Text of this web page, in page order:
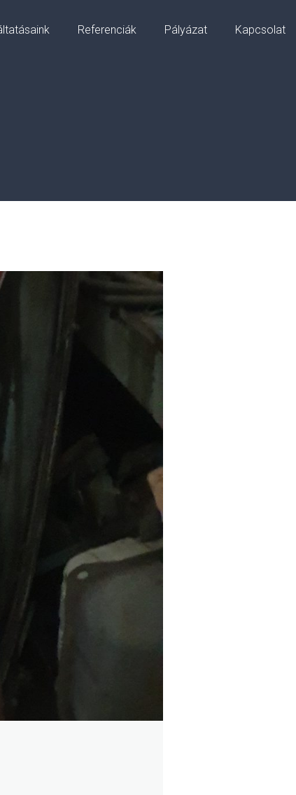
Referenciák Pályázat Kapcsolat